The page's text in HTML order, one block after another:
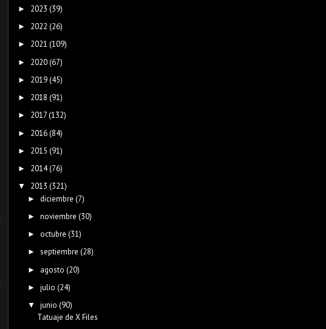
► 2023 (39)
► 2022 (26)
► 2021 (109)
► 2020(67)
► 2019(45)
► 2018 (91)
► 2017(132)
► 2016(84)
► 2015 (91)
► 2014(76)
▼ 2013 (321)
► diciembre (7)
► noviembre (30)
► octubre (31)
► septiembre (28)
► agosto (20)
► julio (24)
▼ junio (90)
Tatuaje de X Files